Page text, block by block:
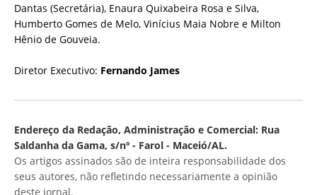
Dantas (Secretária), Enaura Quixabeira Rosa e Silva,
Humberto Gomes de Melo, Vinícius Maia Nobre e Milton
Hênio de Gouveia.
Diretor Executivo: Fernando James
Endereço da Redação, Administração e Comercial: Rua
Saldanha da Gama, s/nº - Farol - Maceió/AL.
Os artigos assinados são de inteira responsabilidade dos
seus autores, não refletindo necessariamente a opinião
deste jornal.